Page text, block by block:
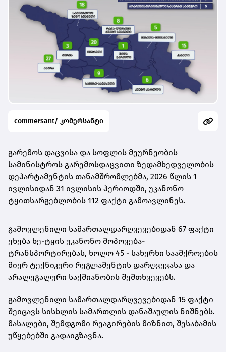
commersant/ კომერსანტი
გარემოს დაცვისა და სოფლის მეურნეობის
სამინისტროს გარემოსდაცვითი ზედამხედველობის
დეპარტამენტის თანამშრომლებმა, 2026 წლის 1
ივლისიდან 31 ივლისის პერიოდში, უკანონო
ტყითსარგებლობის 112 ფაქტი გამოავლინეს.
გამოვლენილი სამართალდარღვევებიდან 67 ფაქტი
ეხება ხე-ტყის უკანონო მოპოვება-
ტრანსპორტირებას, ხოლო 45 - სახერხი საამქროების
მიერ ტექნიკური რეგლამენტის დარღვევასა და
არალეგალური საქმიანობის შემთხვევებს.
გამოვლენილი სამართალდარღვევებიდან 15 ფაქტი
შეიცავს სისხლის სამართლის დანაშაულის ნიშნებს.
მასალები, შემდგომი რეაგირების მიზნით, შესაბამის
უწყებებში გადაიგზავნა.